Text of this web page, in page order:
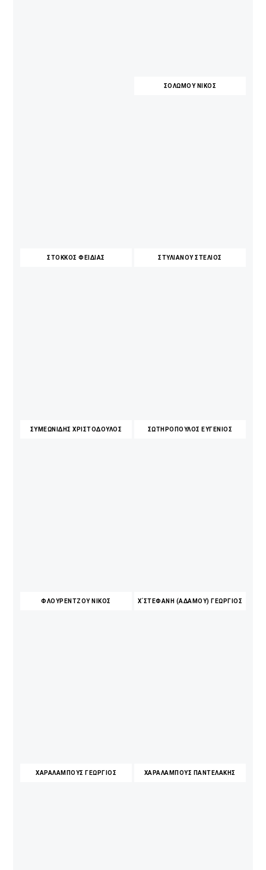
ΣΟΛΩΜΟΥ ΝΙΚΟΣ
ΣΤΟΚΚΟΣ ΦΕΙΔΙΑΣ ΣΤΥΛΙΑΝΟΥ ΣΤΕΛΙΟΣ
ΣΥΜΕΩΝΙΔΗΣ ΧΡΙΣΤΟΔΟΥΛΟΣ ΣΩΤΗΡΟΠΟΥΛΟΣ ΕΥΓΕΝΙΟΣ
ΦΛΟΥΡΕΝΤΖΟΥ ΝΙΚΟΣ Χ΄ΣΤΕΦΑΝΗ (ΑΔΑΜΟΥ) ΓΕΩΡΓΙΟΣ
ΧΑΡΑΛΑΜΠΟΥΣ ΓΕΩΡΓΙΟΣ ΧΑΡΑΛΑΜΠΟΥΣ ΠΑΝΤΕΛΑΚΗΣ